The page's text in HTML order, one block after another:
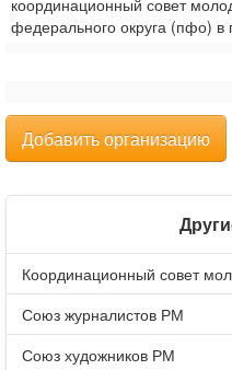
координационный совет
федерального округа (пфо) в
Добавить организацию
Координационный совет
Союз журналистов РМ
Союз художников РМ